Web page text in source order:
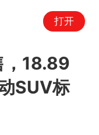
打开
，18.89
SUV标